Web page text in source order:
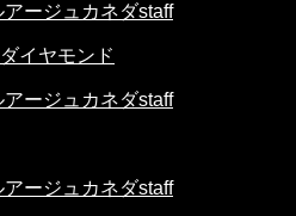
アージュカネダstaff
イヤモンド
アージュカネダstaff
アージュカネダstaff